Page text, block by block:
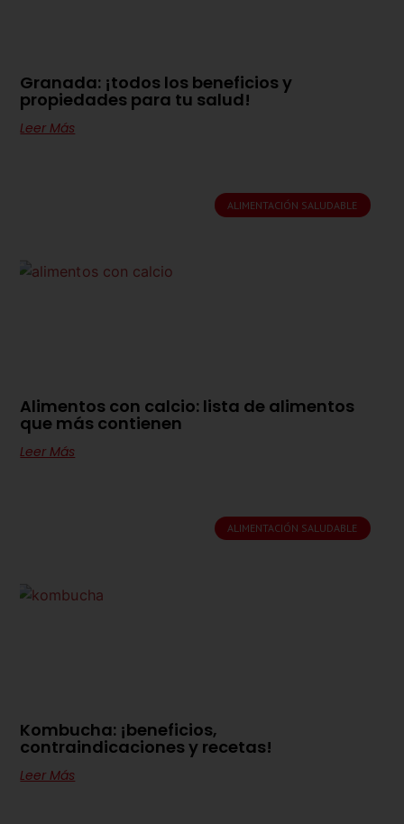
Granada: ¡todos los beneficios y
propiedades para tu salud!
Leer Más
ALIMENTACIÓN SALUDABLE
Alimentos con calcio: lista de alimentos
que más contienen
Leer Más
ALIMENTACIÓN SALUDABLE
Kombucha: ¡beneficios,
contraindicaciones y recetas!
Leer Más